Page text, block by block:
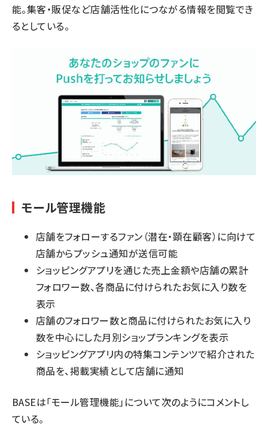
能。集客・販促など店舗活性化につながる情報を閲覧でき
るとしている。
モール管理機能
店舗をフォローするファン（潜在・顕在顧客）に向けて
店舗からプッシュ通知が送信可能
ショッピングアプリを通じた売上金額や店舗の累計
フォロワー数、各商品に付けられたお気に入り数を
表示
店舗のフォロワー数と商品に付けられたお気に入り
数を中心にした月別ショップランキングを表示
ショッピングアプリ内の特集コンテンツで紹介された
商品を、掲載実績として店舗に通知
BASEは「モール管理機能」について次のようにコメントし
ている。